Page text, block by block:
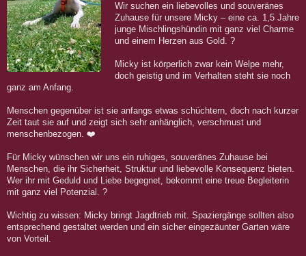
Wir suchen ein liebevolles und souveränes
Zuhause für unsere Micky – eine ca. 1,5 Jahre
junge Mischlingshündin mit ganz viel Charme
und einem Herzen aus Gold. ?
Micky ist körperlich zwar kein Welpe mehr,
doch geistig und im Verhalten steht sie noch
ganz am Anfang.
Menschen gegenüber ist sie anfangs etwas schüchtern, doch nach kurzer
Zeit taut sie auf und zeigt sich sehr anhänglich, verschmust und
menschenbezogen. ❤
Für Micky wünschen wir uns ein ruhiges, souveränes Zuhause bei
Menschen, die ihr Sicherheit, Struktur und liebevolle Konsequenz bieten.
Wer ihr mit Geduld und Liebe begegnet, bekommt eine treue Begleiterin
mit ganz viel Potenzial. ?
Wichtig zu wissen: Micky bringt Jagdtrieb mit. Spaziergänge sollten also
entsprechend gestaltet werden und ein sicher eingezäunter Garten wäre
von Vorteil.